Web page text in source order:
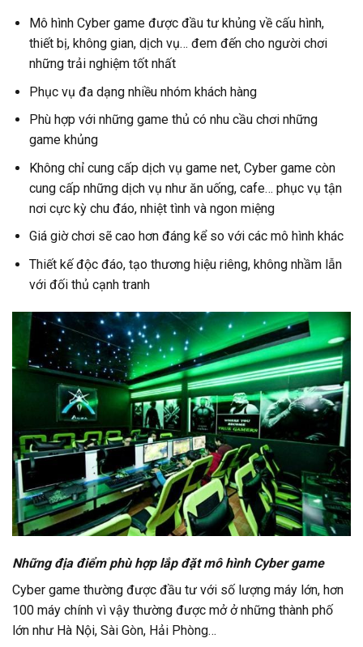
Mô hình Cyber game được đầu tư khủng về cấu hình,
thiết bị, không gian, dịch vụ… đem đến cho người chơi
những trải nghiệm tốt nhất
Phục vụ đa dạng nhiều nhóm khách hàng
Phù hợp với những game thủ có nhu cầu chơi những
game khủng
Không chỉ cung cấp dịch vụ game net, Cyber game còn
cung cấp những dịch vụ như ăn uống, cafe… phục vụ tận
nơi cực kỳ chu đáo, nhiệt tình và ngon miệng
Giá giờ chơi sẽ cao hơn đáng kể so với các mô hình khác
Thiết kế độc đáo, tạo thương hiệu riêng, không nhầm lẫn
với đối thủ cạnh tranh
Những địa điểm phù hợp lắp đặt mô hình Cyber game
Cyber game thường được đầu tư với số lượng máy lớn, hơn
100 máy chính vì vậy thường được mở ở những thành phố
lớn như Hà Nội, Sài Gòn, Hải Phòng…